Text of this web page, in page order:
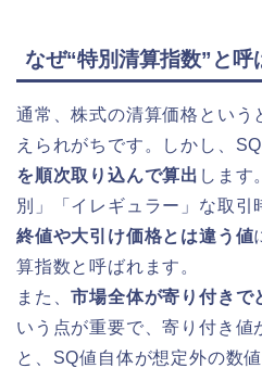
なぜ“特別清算指数”と呼
通常、株式の清算価格という
えられがちです。しかし、
を順次取り込んで算出 します
別」「イレギュラー」な取引
終値や大引け価格とは違う値
算指数と呼ばれます。
また、市場全体が寄り付きで
いう点が重要で、寄り付き値
と、SQ値自体が想定外の数